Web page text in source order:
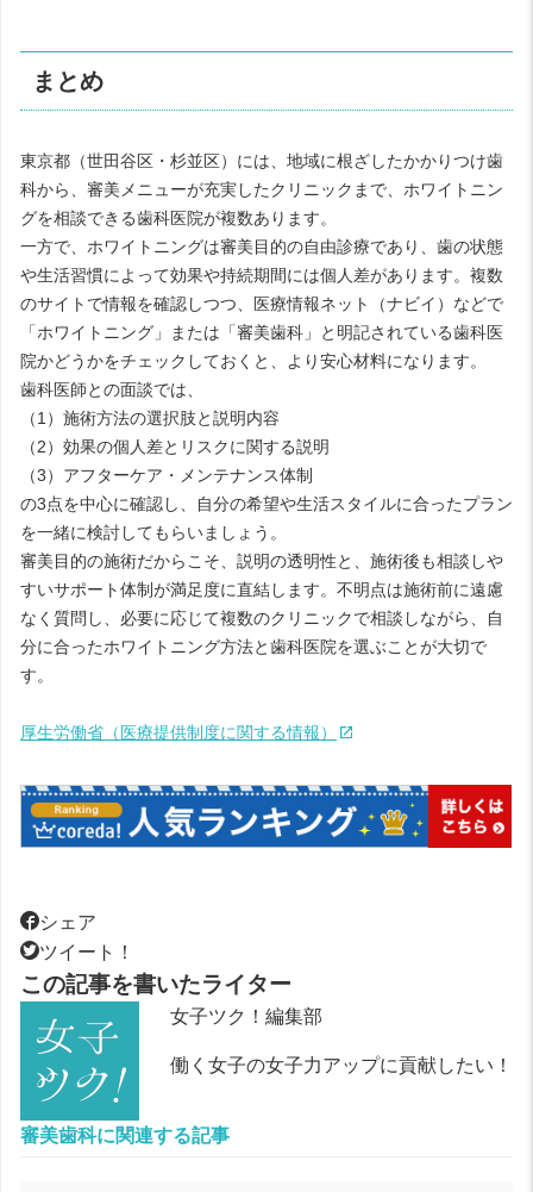
まとめ
東京都（世田谷区・杉並区）には、地域に根ざしたかかりつけ歯
科から、審美メニューが充実したクリニックまで、ホワイトニン
グを相談できる歯科医院が複数あります。
一方で、ホワイトニングは審美目的の自由診療であり、歯の状態
や生活習慣によって効果や持続期間には個人差があります。複数
のサイトで情報を確認しつつ、医療情報ネット（ナビイ）などで
「ホワイトニング」または「審美歯科」と明記されている歯科医
院かどうかをチェックしておくと、より安心材料になります。
歯科医師との面談では、
（1）施術方法の選択肢と説明内容
（2）効果の個人差とリスクに関する説明
（3）アフターケア・メンテナンス体制
の3点を中心に確認し、自分の希望や生活スタイルに合ったプラン
を一緒に検討してもらいましょう。
審美目的の施術だからこそ、説明の透明性と、施術後も相談しや
すいサポート体制が満足度に直結します。不明点は施術前に遠慮
なく質問し、必要に応じて複数のクリニックで相談しながら、自
分に合ったホワイトニング方法と歯科医院を選ぶことが大切で
す。
厚生労働省（医療提供制度に関する情報）
シェア
ツイート！
この記事を書いたライター
女子ツク！編集部
働く女子の女子力アップに貢献したい！
審美歯科に関連する記事